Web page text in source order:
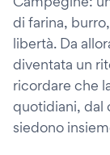
di farina,
libertà. Da
diventata un
ricordare che
quotidiani, dal
siedono